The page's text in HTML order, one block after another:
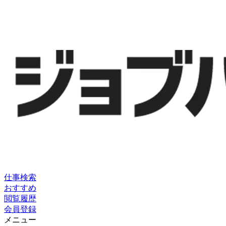
仕事検索
おすすめ
閲覧履歴
会員登録
メニュー